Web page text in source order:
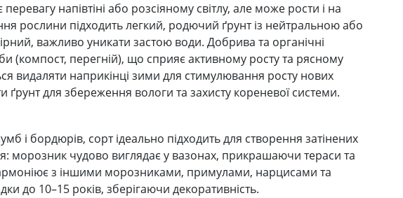
напівтіні або розсіяному світлу, але може рости і на
рослини підходить легкий, родючий ґрунт із нейтральною або
важливо уникати застою води. Добрива та органічні
(компост, перегній), що сприяє активному росту та рясному
видаляти наприкінці зими для стимулювання росту нових
ґрунт для збереження вологи та захисту кореневої системи.
і бордюрів, сорт ідеально підходить для створення затінених
морозник чудово виглядає у вазонах, прикрашаючи тераси та
з іншими морозниками, примулами, нарцисами та
до 10–15 років, зберігаючи декоративність.